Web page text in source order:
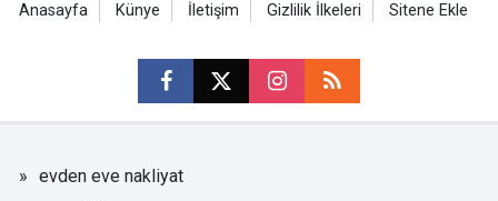
Anasayfa Künye İletişim Gizlilik İlkeleri Sitene Ekle
evden eve nakliyat